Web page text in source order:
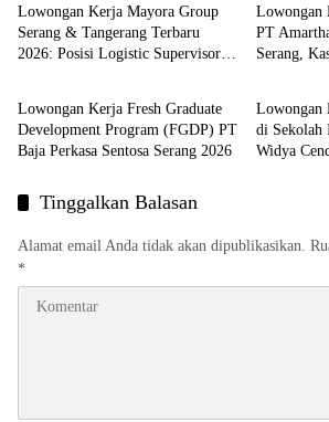
Lowongan Kerja Mayora Group
Serang & Tangerang Terbaru
2026: Posisi Logistic Supervisor
Lowongan
PT
Serang,
LOKER SERANG
Lowongan Kerja Fresh Graduate
Development Program (FGDP) PT
Baja Perkasa Sentosa Serang 2026
LOKER
Lowongan
di Sekolah
Widya
Tinggalkan Balasan
Alamat email Anda tidak akan dipublikasikan.
*